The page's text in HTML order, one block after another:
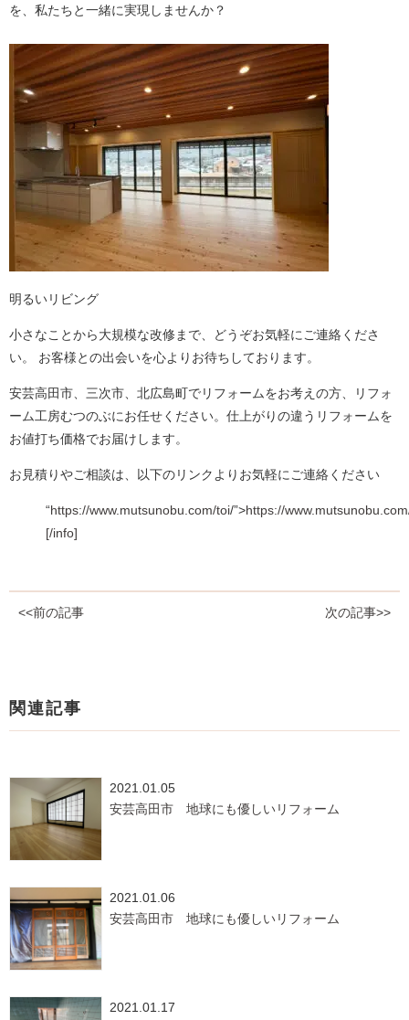
を、私たちと一緒に実現しませんか？
明るいリビング
小さなことから大規模な改修まで、どうぞお気軽にご連絡くださ
い。 お客様との出会いを心よりお待ちしております。
安芸高田市、三次市、北広島町でリフォームをお考えの方、リフォ
ーム工房むつのぶにお任せください。仕上がりの違うリフォームを
お値打ち価格でお届けします。
お見積りやご相談は、以下のリンクよりお気軽にご連絡ください
“https://www.mutsunobu.com/toi/”>https://
[/info]
<<前の記事 次の記事>>
関連記事
2021.01.05
安芸高田市 地球にも優しいリフォーム
2021.01.06
安芸高田市 地球にも優しいリフォーム
2021.01.17